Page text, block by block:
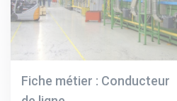
Fiche métier : Conducteur